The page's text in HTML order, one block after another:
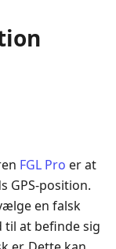
FGL Pro er at
GPS-position.
en falsk
til at befinde sig